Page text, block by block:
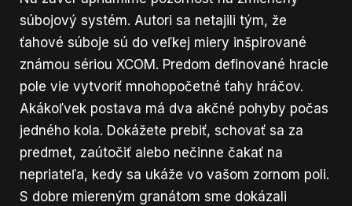
súbojový systém. Autori sa netajili tým, že
ťahové súboje sú do veľkej miery inšpirované
známou sériou XCOM. Predom definované hracie
pole vie vytvoriť mnohopočetné ťahy hráčov.
Akákoľvek postava má dva akčné pohyby počas
jedného kola. Dokážete prebiť, schovať sa za
predmet, zaútočiť alebo nečinne čakať na
nepriateľa, kedy sa ukáže vo vašom zornom poli.
S dobre miereným granátom sme dokázali